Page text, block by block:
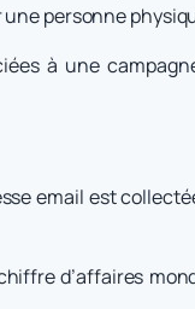
personne
à une
email est
d’affaires